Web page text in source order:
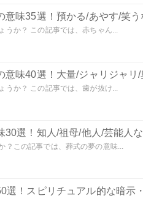
意味35選！預かる/あやす/笑
うか？ この記事では、赤ちゃん...
意味40選！大量/ジャリジャリ/
うか？ この記事では、歯が抜け...
30選！知人/祖母/他人/芸能人
？この記事では、葬式の夢の意味...
選！スピリチュアル的な暗示